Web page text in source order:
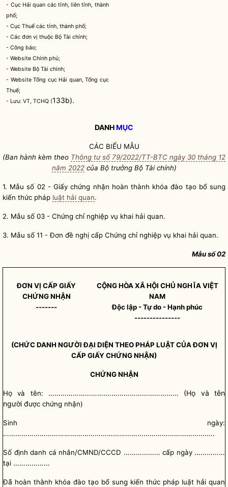
- Cục Hải quan các tỉnh, liên tỉnh, thành
phố;
- Cục Thuế các tỉnh, thành phố;
- Các đơn vị thuộc Bộ Tài chính;
- Công báo;
- Website Chính phủ;
- Website Bộ Tài chính;
- Website Tổng cục Hải quan, Tổng cục
Thuế;
- Lưu: VT, TCHQ (133b).
DANHMỤC
CÁC BIỂU MẪU
(Ban hành kèm theo Thông tư số 79/2022/TT-BTC ngày 30 tháng 12
năm 2022của Bộ trưởngBộ Tài chính)
1. Mẫu số 02 - Giấy chứng nhận hoàn thành khóa đào tạo bổ sung
kiến thức pháp luật hải quan.
2. Mẫu số 03 - Chứng chỉ nghiệp vụ khai hải quan.
3. Mẫu số 11 - Đơn đề nghị cấp Chứng chỉ nghiệp vụ khai hải quan.
Mẫu số 02
ĐƠN VỊ CẤP GIẤY
CHỨNG NHẬN
-------
CỘNG HÒA XÃ HỘI CHỦ NGHĨA VIỆT
NAM
Độc lập - Tự do - Hạnh phúc
---------------
(CHỨC DANH NGƯỜI ĐẠI DIỆN THEO PHÁP LUẬTCỦA ĐƠN VỊ
CẤP GIẤY CHỨNG NHẬN)
CHỨNG NHẬN
Họ và tên: ……………………….……………………………… (Họ và tên
người được chứng nhận)
Sinh ngày:
…………………………………………………………………………………………..
Số định danh cá nhân/CMND/CCCD ……………… cấp ngày ……………
tại ………………
Đã hoàn thành khóa đào tạo bổ sung kiến thức pháp luật hải quan